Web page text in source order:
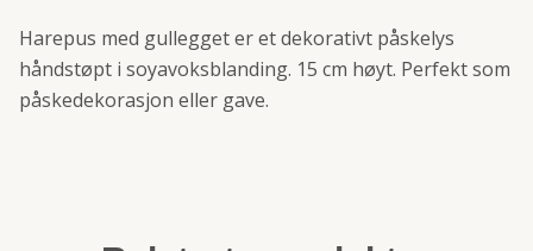
Harepus med gullegget er et dekorativt påskelys
håndstøpt i soyavoksblanding. 15 cm høyt. Perfekt som
påskedekorasjon eller gave.